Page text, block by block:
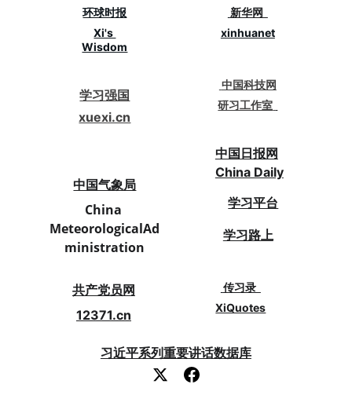
传习录
XiQuotes
中国日报网
China Daily
环球时报
Xi's
Wisdom
新华网
xinhuanet
中国科技网
研习工作室
学习强国
xuexi.cn
习近平系列重要讲话数据库
学习平台
学习路上
中国气象局
China
MeteorologicalAd
ministration
共产党员网
12371.cn